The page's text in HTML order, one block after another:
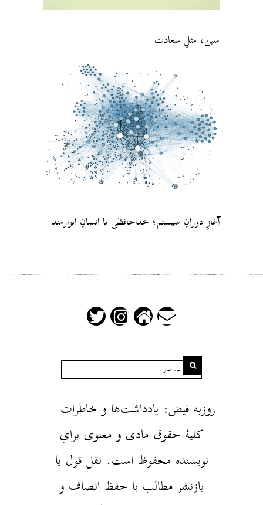
سین، مثلِ سعادت
آغازِ دورانِ سیستم؛ خداحافظی با انسانِ ابزارمند
روزبه فیض: یادداشت‌ها و خاطرات—
کلیهٔ حقوق مادی و معنوی برایِ
نویسنده محفوظ است. نقل قول یا
بازنشر مطالب با حفظ انصاف و